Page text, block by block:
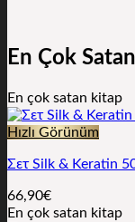
En Çok
En çok satan kitap
Hızlı Görünüm
Σετ Silk & Keratin
66,90€
En çok satan kitap